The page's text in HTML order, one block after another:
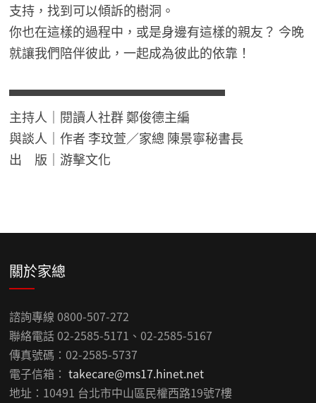
支持，找到可以傾訴的樹洞。
你也在這樣的過程中，或是身邊有這樣的親友？ 今晚
就讓我們陪伴彼此，一起成為彼此的依靠！
▀▀▀▀▀▀▀▀▀▀▀▀▀▀▀▀▀
主持人｜閱讀人社群 鄭俊德主編
與談人｜作者 李玟萱／家總 陳景寧秘書長
出 版｜游擊文化
關於家總
諮詢專線 0800-507-272
聯絡電話 02-2585-5171、02-2585-5167
傳真號碼：02-2585-5737
電子信箱：takecare@ms17.hinet.net
地址：10491 台北市中山區民權西路19號7樓